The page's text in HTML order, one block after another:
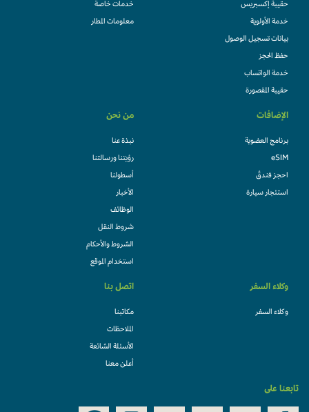
حقيبة إكسبريس
خدمة الأولوية
بيانات تسجيل الوصول
حفظ الحجز
خدمة الواتساب
حقيبة المقصورة
خدمات خاصة
معلومات المطار
الإضافات
برنامج العضوية
eSIM
احجز فندقً
استئجار سيارة
من نحن
نبذة عنا
رؤيتنا ورسالتنا
أسطولنا
الأخبار
الوظائف
شروط النقل
الشروط والأحكام
استخدام الموقع
وكلاء السفر
وكلاء السفر
اتصل بنا
مكاتبنا
الملاحظات
الأسئلة الشائعة
أعلن معنا
تابعنا على